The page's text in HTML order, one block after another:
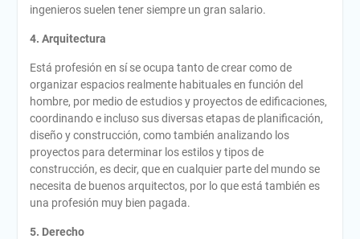
ingenieros suelen tener siempre un gran salario.
4. Arquitectura
Está profesión en sí se ocupa tanto de crear como de
organizar espacios realmente habituales en función del
hombre, por medio de estudios y proyectos de edificaciones,
coordinando e incluso sus diversas etapas de planificación,
diseño y construcción, como también analizando los
proyectos para determinar los estilos y tipos de
construcción, es decir, que en cualquier parte del mundo se
necesita de buenos arquitectos, por lo que está también es
una profesión muy bien pagada.
5. Derecho